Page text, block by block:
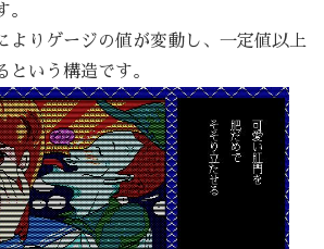
。
よりゲージの値が変動し、一定値以上
という構造です。